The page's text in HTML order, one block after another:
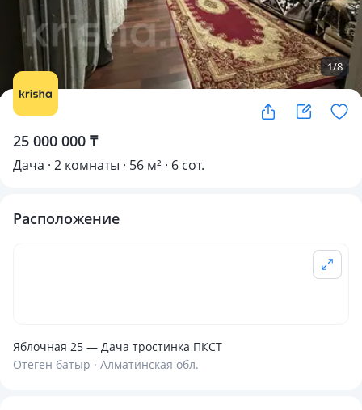
1/8
25 000 000 ₸
Дача · 2 комнаты · 56 м² · 6 сот.
Расположение
Яблочная 25 — Дача тростинка ПКСТ
Отеген батыр · Алматинская обл.